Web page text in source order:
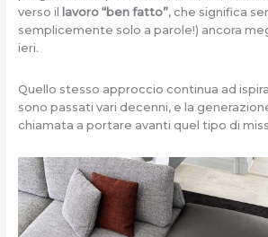
verso il
lavoro “ben fatto”, che significa
semplicemente solo a parole!) ancora
ieri.
Quello stesso approccio continua ad
sono passati vari decenni, e la
chiamata a portare avanti quel tipo di